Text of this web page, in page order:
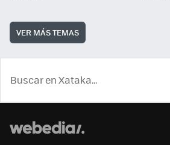
VER MÁS TEMAS